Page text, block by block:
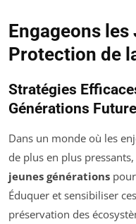
Engageons
Protection de
Stratégies
Générations
Dans un monde où les
de plus en plus
jeunes générations
Éduquer et sensibiliser
préservation des